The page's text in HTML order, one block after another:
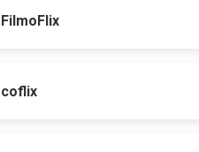
FilmoFlix
coflix